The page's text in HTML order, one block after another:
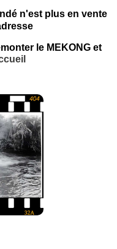
n'est plus en vente
le MEKONG et